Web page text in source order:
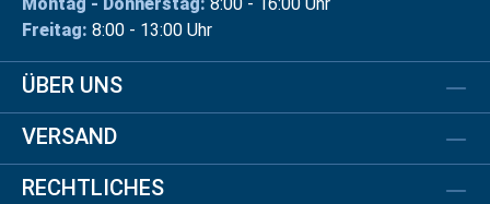
Montag - Donnerstag: 8:00 - 16:00 Uhr
Freitag: 8:00 - 13:00 Uhr
ÜBER UNS
VERSAND
RECHTLICHES